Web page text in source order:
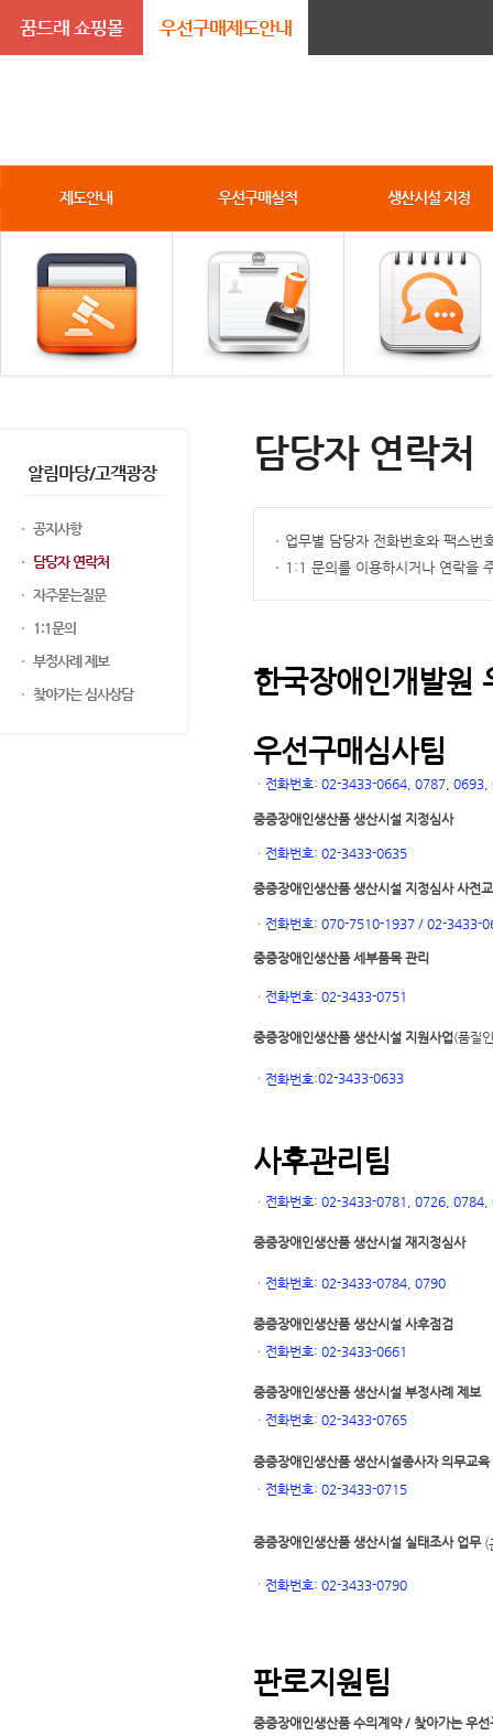
꿈드래 쇼핑몰 우선구매제도안내
제도안내 우선구매실적 생산시설 지정
알림마당/고객광장
공지사항
담당자 연락처
자주묻는질문
1:1문의
부정사례 제보
찾아가는 심사상담
담당자 연락처
업무별 담당자 전화번호와 팩스번
1:1 문의를 이용하시거나 연락을
한국장애인개발원
우선구매심사팀
ㆍ 전화번호: 02-3433-0664, 0787,
중증장애인생산품 생산시설 지정심사
ㆍ 전화번호: 02-3433-0635
중증장애인생산품 생산시설 지정심사 사전
ㆍ 전화번호: 070-7510-1937 / 02-3433-
중증장애인생산품 세부품목 관리
ㆍ 전화번호: 02-3433-0751
중증장애인생산품 생산시설 지원사업(품질
ㆍ 전화번호:02-3433-0633
사후관리팀
ㆍ 전화번호: 02-3433-0781, 0726,
중증장애인생산품 생산시설 재지정심사
ㆍ 전화번호: 02-3433-0784, 0790
중증장애인생산품 생산시설 사후점검
ㆍ 전화번호: 02-3433-0661
중증장애인생산품 생산시설 부정사례 제보
ㆍ 전화번호: 02-3433-0765
중증장애인생산품 생산시설종사자 의무교육
ㆍ 전화번호: 02-3433-0715
중증장애인생산품 생산시설 실태조사 업무 (
ㆍ 전화번호: 02-3433-0790
판로지원팀
중증장애인생산품 수의계약 / 찾아가는 우선